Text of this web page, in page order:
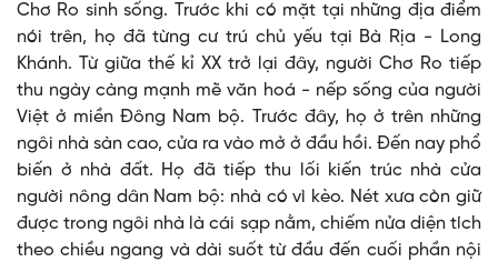
Chơ Ro sinh sống. Trước khi có mặt tại những địa điểm
nói trên, họ đã từng cư trú chủ yếu tại Bà Rịa - Long
Khánh. Từ giữa thế kỉ XX trở lại đây, người Chơ Ro tiếp
thu ngày càng mạnh mẽ văn hoá - nếp sống của người
Việt ở miền Ðông Nam bộ. Trước đây, họ ở trên những
ngôi nhà sàn cao, cửa ra vào mở ở đầu hồi. Ðến nay phổ
biến ở nhà đất. Họ đã tiếp thu lối kiến trúc nhà cửa
người nông dân Nam bộ: nhà có vì kèo. Nét xưa còn giữ
được trong ngôi nhà là cái sạp nằm, chiếm nửa diện tích
theo chiều ngang và dài suốt từ đầu đến cuối phần nội